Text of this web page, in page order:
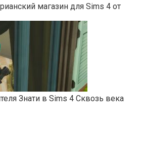
магазин для Sims 4 от
Знати в Sims 4 Сквозь века